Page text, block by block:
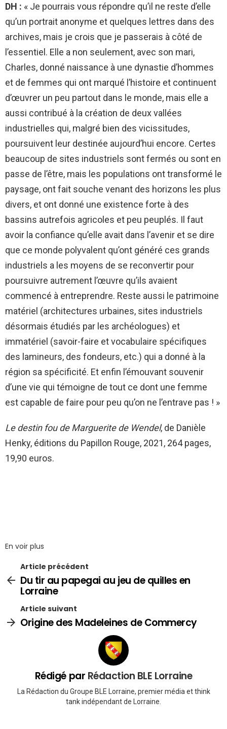
DH : « Je pourrais vous répondre qu’il ne reste d’elle
qu’un portrait anonyme et quelques lettres dans des
archives, mais je crois que je passerais à côté de
l’essentiel. Elle a non seulement, avec son mari,
Charles, donné naissance à une dynastie d’hommes
et de femmes qui ont marqué l’histoire et continuent
d’œuvrer un peu partout dans le monde, mais elle a
aussi contribué à la création de deux vallées
industrielles qui, malgré bien des vicissitudes,
poursuivent leur destinée aujourd’hui encore. Certes
beaucoup de sites industriels sont fermés ou sont en
passe de l’être, mais les populations ont transformé le
paysage, ont fait souche venant des horizons les plus
divers, et ont donné une existence forte à des
bassins autrefois agricoles et peu peuplés. Il faut
avoir la confiance qu’elle avait dans l’avenir et se dire
que ce monde polyvalent qu’ont généré ces grands
industriels a les moyens de se reconvertir pour
poursuivre autrement l’œuvre qu’ils avaient
commencé à entreprendre. Reste aussi le patrimoine
matériel (architectures urbaines, sites industriels
désormais étudiés par les archéologues) et
immatériel (savoir-faire et vocabulaire spécifiques
des lamineurs, des fondeurs, etc.) qui a donné à la
région sa spécificité. Et enfin l’émouvant souvenir
d’une vie qui témoigne de tout ce dont une femme
est capable de faire pour peu qu’on ne l’entrave pas ! »
Le destin fou de Marguerite de Wendel, de Danièle
Henky, éditions du Papillon Rouge, 2021, 264 pages,
19,90 euros.
En voir plus
Article précédent
Du tir au papegai au jeu de quilles en
Lorraine
Article suivant
Origine des Madeleines de Commercy
Rédigé par Rédaction BLE Lorraine
La Rédaction du Groupe BLE Lorraine, premier média et think
tank indépendant de Lorraine.